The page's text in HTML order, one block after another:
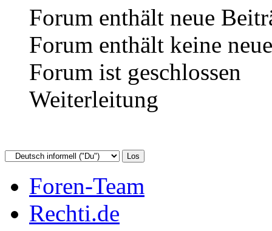
Forum enthält neue
Forum enthält keine
Forum ist geschlossen
Weiterleitung
Foren-Team
Rechti.de